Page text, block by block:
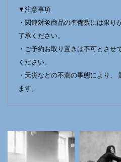
▼注意事項
・関連対象商品の準備数には限り
了承ください。
・ご予約お取り置きは不可とさせ
ください。
・天災などの不測の事態により、
ます。